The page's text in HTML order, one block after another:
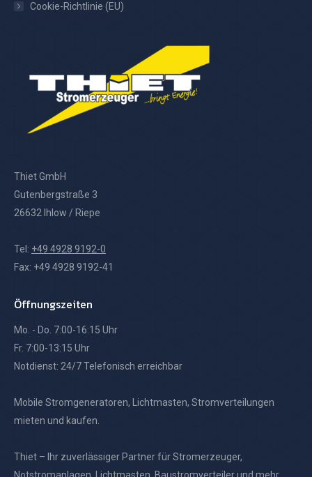
Cookie-Richtlinie (EU)
Thiet GmbH
Gutenbergstraße 3
26632 Ihlow / Riepe
Tel: +49 4928 9192-0
Fax: +49 4928 9192-41
Öffnungszeiten
Mo. - Do. 7:00-16:15 Uhr
Fr. 7:00-13:15 Uhr
Notdienst: 24/7 Telefonisch erreichbar
Mobile Stromgeneratoren, Lichtmasten, Stromverteilungen
mieten und kaufen.
Thiet – Ihr zuverlässiger Partner für Stromerzeuger,